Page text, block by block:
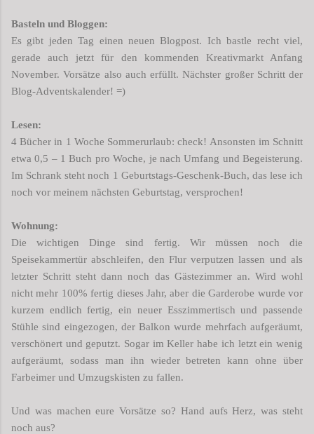
Basteln und Bloggen:
Es gibt jeden Tag einen neuen Blogpost. Ich bastle recht viel,
gerade auch jetzt für den kommenden Kreativmarkt Anfang
November. Vorsätze also auch erfüllt. Nächster großer Schritt der
Blog-Adventskalender! =)
Lesen:
4 Bücher in 1 Woche Sommerurlaub: check! Ansonsten im Schnitt
etwa 0,5 – 1 Buch pro Woche, je nach Umfang und Begeisterung.
Im Schrank steht noch 1 Geburtstags-Geschenk-Buch, das lese ich
noch vor meinem nächsten Geburtstag, versprochen!
Wohnung:
Die wichtigen Dinge sind fertig. Wir müssen noch die
Speisekammertür abschleifen, den Flur verputzen lassen und als
letzter Schritt steht dann noch das Gästezimmer an. Wird wohl
nicht mehr 100% fertig dieses Jahr, aber die Garderobe wurde vor
kurzem endlich fertig, ein neuer Esszimmertisch und passende
Stühle sind eingezogen, der Balkon wurde mehrfach aufgeräumt,
verschönert und geputzt. Sogar im Keller habe ich letzt ein wenig
aufgeräumt, sodass man ihn wieder betreten kann ohne über
Farbeimer und Umzugskisten zu fallen.
Und was machen eure Vorsätze so? Hand aufs Herz, was steht
noch aus?